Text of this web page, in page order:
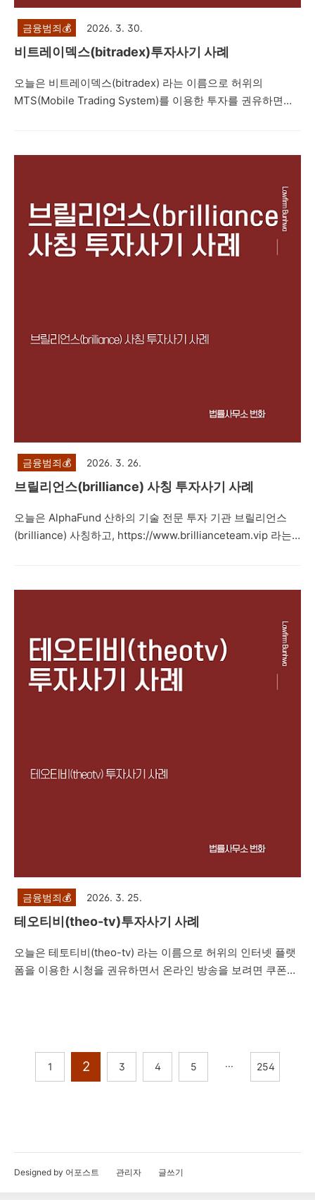
금융범죄💰 2026. 3. 30.
비트레이덱스(bitradex)투자사기 사례
오늘은 비트레이덱스(bitradex) 라는 이름으로 허위의
MTS(Mobile Trading System)를 이용한 투자를 권유하면서
로 고수익을 얻을 수 있다며 피해자들에게 접근한 뒤 피해자들
례를 설명드리려고 합니다. 제347조(사기) ①사람을 기망하
여 재물의 교부를 받거나 재산상의 이익을 취득한 자는 10년
이하의 징역 또는 2천만원 이하의 벌금에 처한다. 형법 제347
조에서는 사기죄를 규정하고 있습니다. 주식리딩방 투자사기
의 경우, 주식 선물 거래 사기, 비상장 주식 사기, 공모주 사기,
금융범죄💰 2026. 3. 26.
브릴리언스(brilliance) 사칭 투자사기 사례
오늘은 AlphaFund 산하의 기술 전문 투자 기관 브릴리언스
(brilliance) 사칭하고, https://www.brillianceteam.vip 라는
상장, 해외선물 등으로 고수익을 얻을 수 있다며 피해자들에게
내용의 리딩방 투자사기 사례를 설명드리려고 합니다.제347
조(사기) ①사람을 기망하여 재물의 교부를 받거나 재산상의
이익을 취득한 자는 10년 이하의 징역 또는 2천만원 이하의 벌
금에 처한다. 형법 제347조에서는 사기죄를 규정하고 있습니
다. 주식리딩방 투자사기의 경우, 주식 선물 거래 사기, 비상장
금융범죄💰 2026. 3. 25.
테오티비(theo-tv)투자사기 사례
오늘은 테토티비(theo-tv) 라는 이름으로 허위의 인터넷 플랫
폼을 이용한 시청을 권유하면서 온라인 방송을 보려면 쿠폰을
하는 내용의 투자사기 사례를 설명드리려고 합니다. 제347조
(사기) ①사람을 기망하여 재물의 교부를 받거나 재산상의 이
1 2 3 4 5 ··· 254
Designed by 어포스트 관리자 글쓰기